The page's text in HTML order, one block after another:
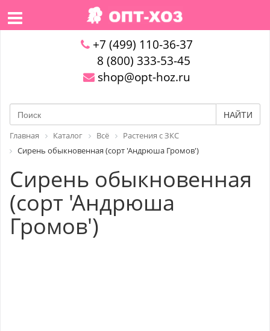
+7 (499) 110-36-37
8 (800) 333-53-45
shop@opt-hoz.ru
НАЙТИ
Главная Каталог Всё
Растения с ЗКС
Сирень обыкновенная (сорт 'Андрюша Громов')
Сирень обыкновенная
(сорт 'Андрюша
Громов')